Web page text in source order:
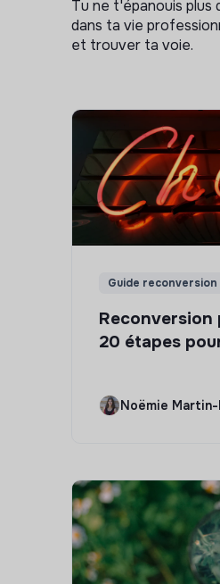
Tu ne t'épanouis
dans ta vie
et trouver ta voie.
Guide reconversion
20 étapes
Noëmie Martin-